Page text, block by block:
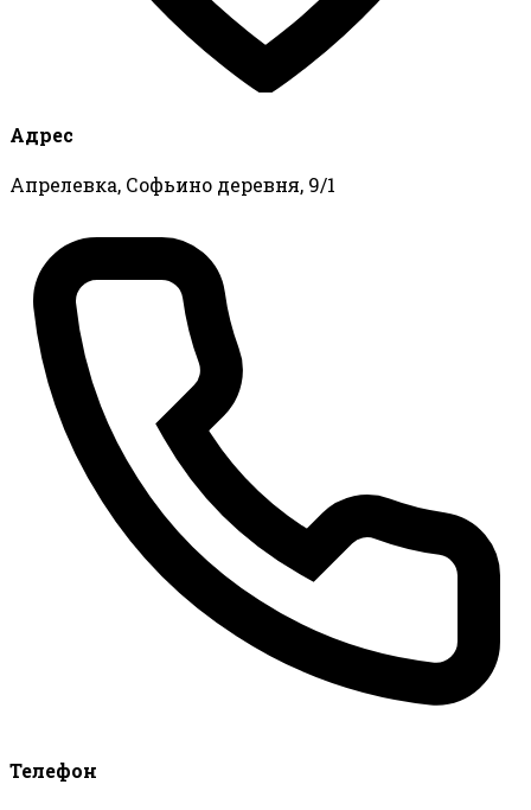
Адрес
Апрелевка, Софьино деревня, 9/1
Телефон